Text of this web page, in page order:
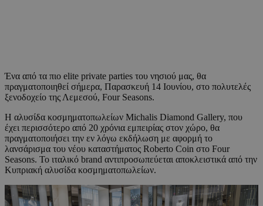
Ένα από τα πιο elite private parties του νησιού μας, θα
πραγματοποιηθεί σήμερα, Παρασκευή 14 Ιουνίου, στο πολυτελές
ξενοδοχείο της Λεμεσού, Four Seasons.
Η αλυσίδα κοσμηματοπωλείων Michalis Diamond Gallery, που
έχει περισσότερο από 20 χρόνια εμπειρίας στον χώρο, θα
πραγματοποιήσει την εν λόγω εκδήλωση με αφορμή το
λανσάρισμα του νέου καταστήματος Roberto Coin στο Four
Seasons. To ιταλικό brand αντιπροσωπεύεται αποκλειστικά από την
Κυπριακή αλυσίδα κοσμηματοπωλείων.